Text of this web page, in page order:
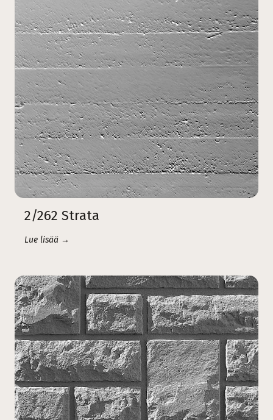
2/262 Strata
Lue lisää →